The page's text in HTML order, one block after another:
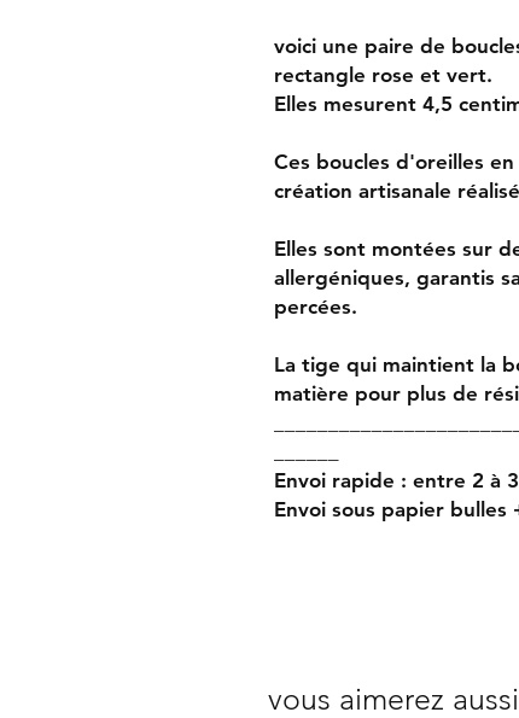
voici une paire de
rectangle rose et vert.
Elles mesurent 4,5
Ces boucles d'oreilles
création artisanale
Elles sont montées sur
allergéniques, garantis
percées.
La tige qui maintient la
matière pour plus de
Envoi rapide : entre 2 à
Envoi sous papier bulles
vous aimerez aussi